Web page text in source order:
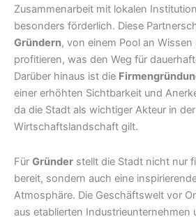
Zusammenarbeit mit lokalen
besonders förderlich. Diese
Gründern, von einem Pool an
profitieren, was den Weg für
Darüber hinaus ist die
einer erhöhten Sichtbarkeit und
da die Stadt als wichtiger Akteur in der
Wirtschaftslandschaft gilt.
Für Gründer stellt die Stadt nicht nur
bereit, sondern auch eine
Atmosphäre. Die Geschäftswelt vor
aus etablierten Industrieunternehmen